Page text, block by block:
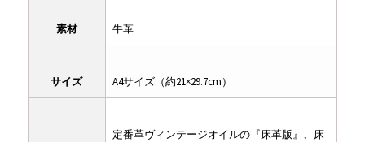
素材 牛革
サイズ A4サイズ（約21×29.7cm）
定番革ヴィンテージオイルの『床革版』、床